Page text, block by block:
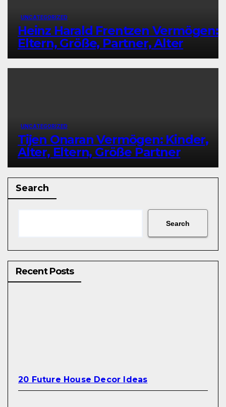
UNCATEGORIZED
Heinz Harald Frentzen Vermögen:
Eltern, Größe, Partner, Alter
UNCATEGORIZED
Tijen Onaran Vermögen: Kinder,
Alter, Eltern, Größe Partner
Search
Search
Recent Posts
20 Future House Decor Ideas